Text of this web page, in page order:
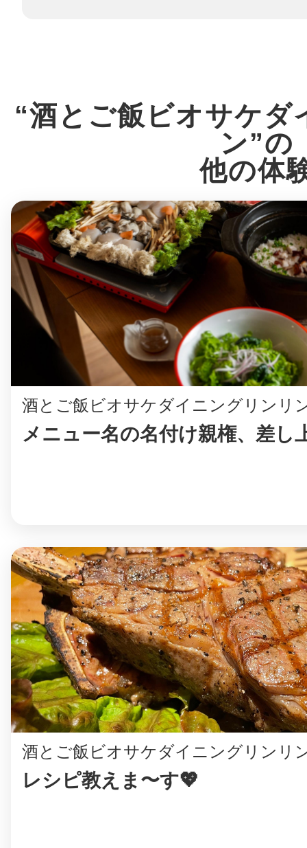
“酒とご飯ビオサケダ
ン”の
他の体
酒とご飯ビオサケダイニングリンリ
メニュー名の名付け親権、差し
酒とご飯ビオサケダイニングリンリ
レシピ教えま〜す💖
渋谷区
八女
日立
滋賀県
まちのコイン
お知らせ
ヘルプ
お問い合わせ
プライバシーポ